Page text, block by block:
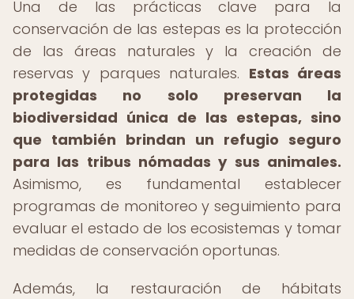
Una de las prácticas clave para la
conservación de las estepas es la protección
de las áreas naturales y la creación de
reservas y parques naturales. Estas áreas
protegidas no solo preservan la
biodiversidad única de las estepas, sino
que también brindan un refugio seguro
para las tribus nómadas y sus animales.
Asimismo, es fundamental establecer
programas de monitoreo y seguimiento para
evaluar el estado de los ecosistemas y tomar
medidas de conservación oportunas.
Además, la restauración de hábitats